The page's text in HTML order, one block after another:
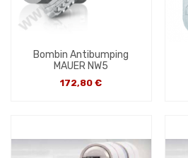
Bombin Antibumping
MAUER NW5
172,80 €